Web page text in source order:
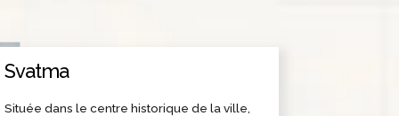
Svatma
Située dans le centre historique de la ville,